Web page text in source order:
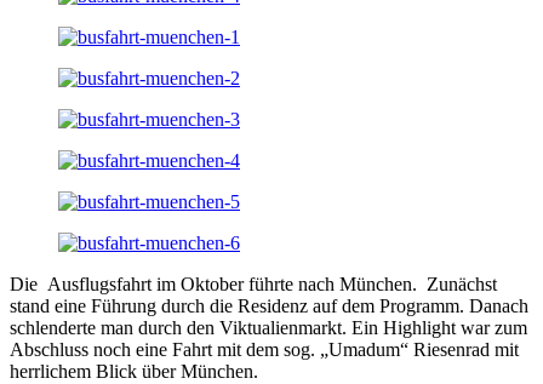
Die Ausflugsfahrt im Oktober führte nach München. Zunächst
stand eine Führung durch die Residenz auf dem Programm. Danach
schlenderte man durch den Viktualienmarkt. Ein Highlight war zum
Abschluss noch eine Fahrt mit dem sog. „Umadum“ Riesenrad mit
herrlichem Blick über München.